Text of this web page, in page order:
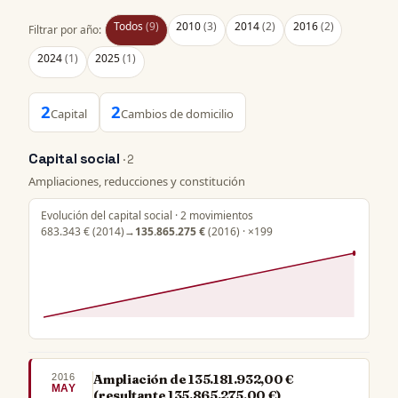
Filtrar por año: Todos (9) 2010(3) 2014(2) 2016(2)
2024(1) 2025(1)
2Capital 2Cambios de domicilio
Capital social · 2
Ampliaciones, reducciones y constitución
Evolución del capital social · 2 movimientos
683.343 €(2014)→135.865.275 €(2016) · ×199
2016
MAY
Ampliación de 135.181.932,00 €